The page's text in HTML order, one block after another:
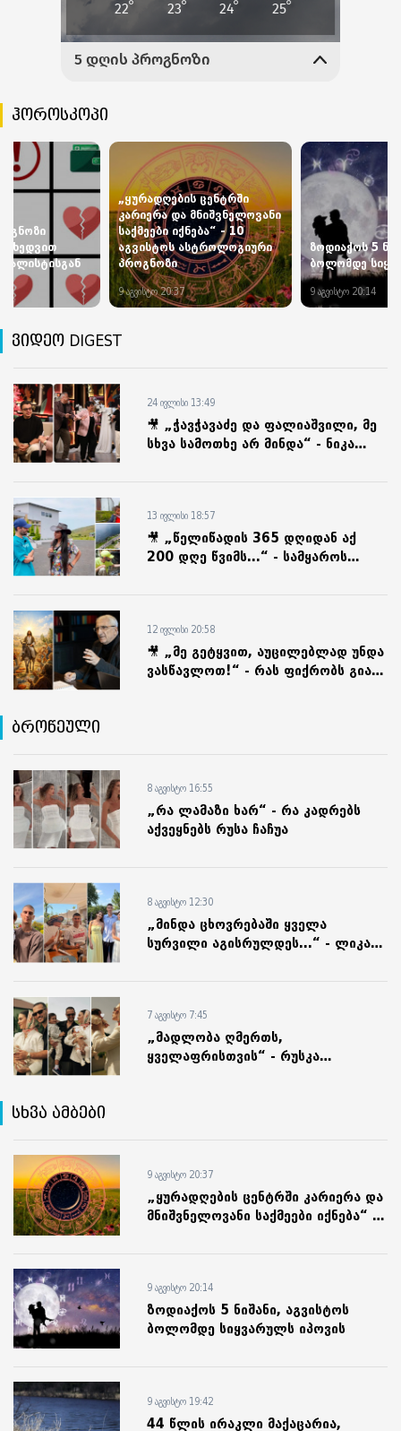
ჰოროსკოპი
„ყურადღების ცენტრში
კარიერა და მნიშვნელოვანი
საქმეები იქნება“ - 10
აგვისტოს ასტროლოგიური
პროგნოზი
9 აგვისტო 20:37
ზოდიაქოს 5
ბოლომდე
9 აგვისტო 20:14
ვიდეო DIGEST
24 ივლისი 13:49
🎥 „ჭავჭავაძე და ფალიაშვილი, მე
სხვა სამოთხე არ მინდა“ - ნიკა
13 ივლისი 18:57
🎥 „წელიწადის 365 დღიდან აქ
200 დღე წვიმს...“ - სამყაროს
12 ივლისი 20:58
🎥 „მე გეტყვით, აუცილებლად უნდა
ვასწავლოთ!“ - რას ფიქრობს გია
ბროწეული
8 აგვისტო 16:55
„რა ლამაზი ხარ“ - რა კადრებს
აქვეყნებს რუსა ჩაჩუა
8 აგვისტო 12:30
„მინდა ცხოვრებაში ყველა
სურვილი აგისრულდეს...“ - ლიკა
7 აგვისტო 7:45
„მადლობა ღმერთს,
ყველაფრისთვის“ - რუსკა
სხვა ამბები
9 აგვისტო 20:37
„ყურადღების ცენტრში კარიერა და
მნიშვნელოვანი საქმეები იქნება“ -
9 აგვისტო 20:14
ზოდიაქოს 5 ნიშანი, აგვისტოს
ბოლომდე სიყვარულს იპოვის
9 აგვისტო 19:42
44 წლის ირაკლი მაქაცარია,